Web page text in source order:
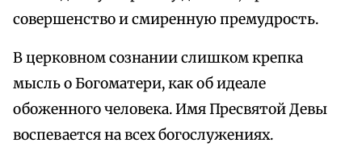
совершенство и смиренную премудрость.
В церковном сознании слишком крепка
мысль о Богоматери, как об идеале
обоженного человека. Имя Пресвятой Девы
воспевается на всех богослужениях.